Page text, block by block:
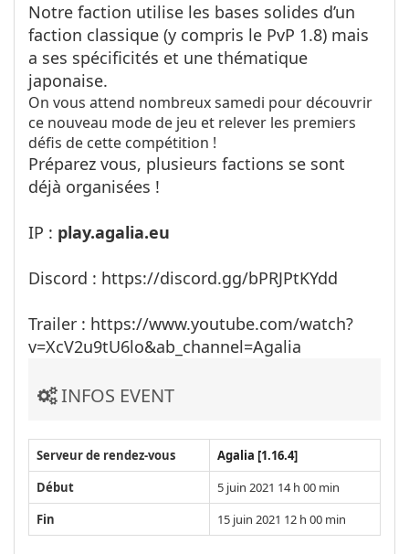
Notre faction utilise les bases solides d’un
faction classique (y compris le PvP 1.8) mais
a ses spécificités et une thématique
japonaise.
On vous attend nombreux samedi pour découvrir
ce nouveau mode de jeu et relever les premiers
défis de cette compétition !
Préparez vous, plusieurs factions se sont
déjà organisées !
IP : play.agalia.eu
Discord : https://discord.gg/bPRJPtKYdd
Trailer : https://www.youtube.com/watch?
v=XcV2u9tU6lo&ab_channel=Agalia
INFOS EVENT
Serveur de rendez-vous
Agalia [1.16.4]
Début
5 juin 2021 14 h 00 min
Fin
15 juin 2021 12 h 00 min